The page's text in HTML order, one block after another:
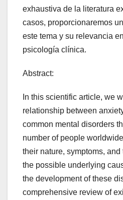
exhaustiva de la literatura
casos, proporcionaremos
este tema y su relevancia
psicología clínica.
Abstract:
In this scientific article, we
relationship between
common mental disorders
number of people
their nature, symptoms,
the possible underlying
the development of these
comprehensive review of